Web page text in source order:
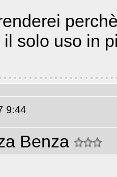
solo uso in
9:44
Benza